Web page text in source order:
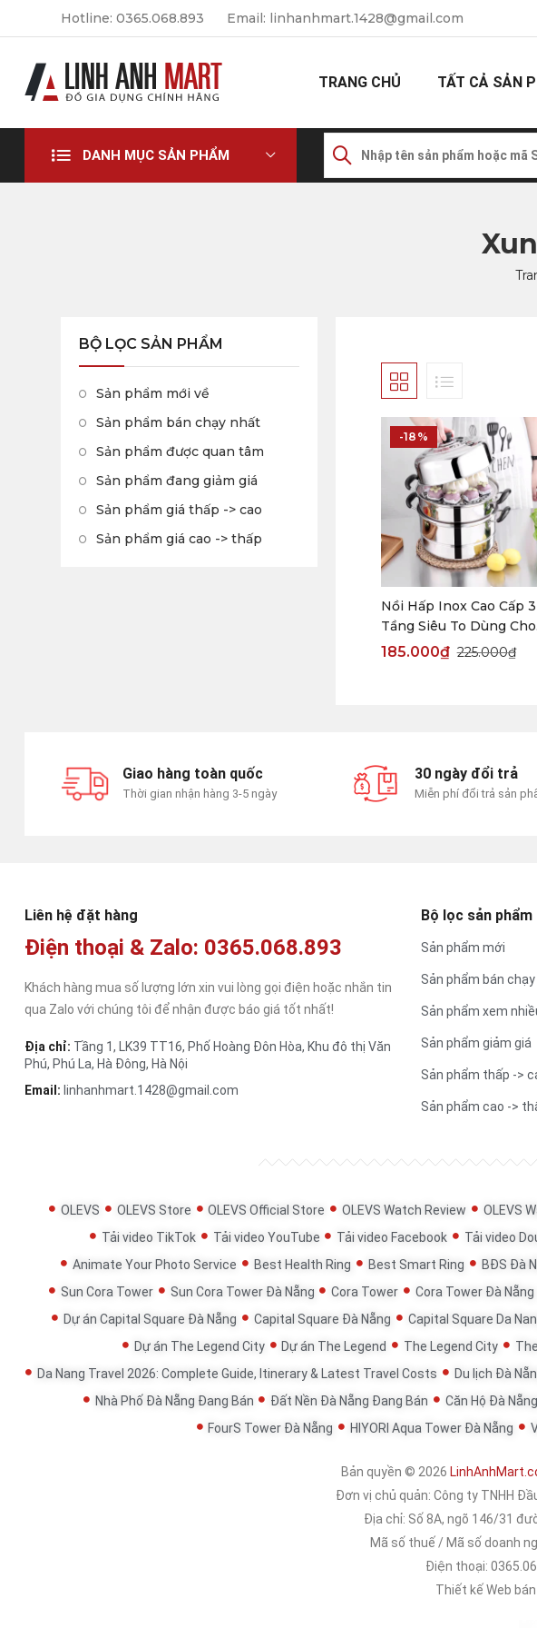
Hotline: 0365.068.893 Email: linhanhmart.1428@gmail.com
TRANG CHỦ TẤT CẢ SẢN
DANH MỤC SẢN PHẨM
-18%
Nồi Hấp Inox Cao Cấp 3
Tầng Siêu To Dùng Cho
Cả Bếp Từ Và Bếp Ga
225.000₫
185.000₫
BỘ LỌC SẢN PHẨM
Sản phẩm mới về
Sản phẩm bán chạy nhất
Sản phẩm được quan tâm
Sản phẩm đang giảm giá
Sản phẩm giá thấp -> cao
Sản phẩm giá cao -> thấp
Giao hàng toàn quốc
Thời gian nhận hàng 3-5 ngày
30 ngày đổi trả
Miễn phí đổi trả sản
Liên hệ đặt hàng
Điện thoại & Zalo: 0365.068.893
Khách hàng mua số lượng lớn xin vui lòng gọi điện hoặc nhắn tin
qua Zalo với chúng tôi để nhận được báo giá tốt nhất!
Địa chỉ: Tầng 1, LK39 TT16, Phố Hoàng Đôn Hòa, Khu đô thị Văn
Phú, Phú La, Hà Đông, Hà Nội
Email: linhanhmart.1428@gmail.com
Bộ lọc sản phẩm
Sản phẩm mới
Sản phẩm bán chạy
Sản phẩm xem
Sản phẩm giảm giá
Sản phẩm thấp ->
Sản phẩm cao ->
OLEVS OLEVS Store OLEVS Official Store OLEVS Watch Review OLEVS
Tải video TikTok
Tải video YouTube Tải video Facebook Tải video
Animate Your Photo Service
Best Health Ring Best Smart Ring BĐS Đà
Sun Cora Tower
Sun Cora Tower Đà Nẵng Cora Tower Cora Tower Đà Nẵng
Dự án Capital Square Đà Nẵng
Capital Square Đà Nẵng Capital Square Da
Dự án The Legend City
Dự án The Legend The Legend City
Da Nang Travel 2026: Complete Guide, Itinerary & Latest Travel Costs
Du lịch Đà
Nhà Phố Đà Nẵng Đang Bán
Đất Nền Đà Nẵng Đang Bán Căn Hộ Đà
FourS Tower Đà Nẵng
HIYORI Aqua Tower Đà Nẵng
Bản quyền © 2026
Đơn vị chủ quản: Công ty TNHH
Địa chỉ: Số 8A, ngõ 146/31
Mã số thuế / Mã số doanh
Điện thoại:
Thiết kế Web